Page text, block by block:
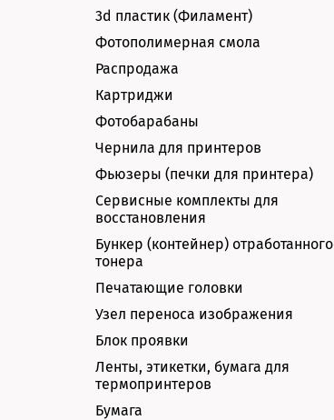
3d пластик (Филамент)
Фотополимерная смола
Распродажа
Картриджи
Фотобарабаны
Чернила для принтеров
Фьюзеры (печки для принтера)
Сервисные комплекты для
восстановления
Бункер (контейнер) отработанного
тонера
Печатающие головки
Узел переноса изображения
Блок проявки
Ленты, этикетки, бумага для
термопринтеров
Бумага